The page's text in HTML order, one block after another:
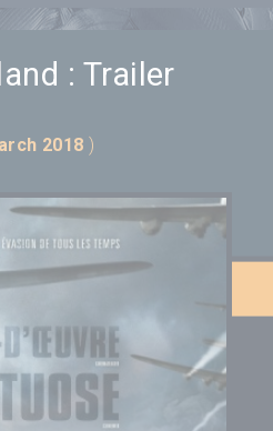
: Trailer
2018 )